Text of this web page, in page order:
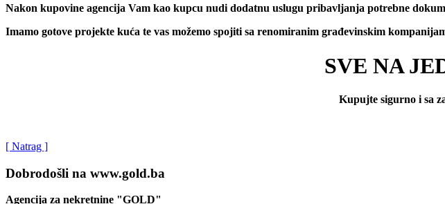
Nakon kupovine agencija Vam kao kupcu nudi dodatnu uslugu pribavljanja potrebne
Imamo gotove projekte kuća te vas možemo spojiti sa renomiranim građevinskim
SVE NA
Kupujte sigurno i sa
[ Natrag ]
Dobrodošli na www.gold.ba
Agencija za nekretnine "GOLD"